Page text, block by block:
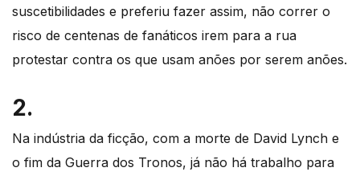
suscetibilidades e preferiu fazer assim, não correr o
risco de centenas de fanáticos irem para a rua
protestar contra os que usam anões por serem anões.
2.
Na indústria da ficção, com a morte de David Lynch e
o fim da Guerra dos Tronos, já não há trabalho para